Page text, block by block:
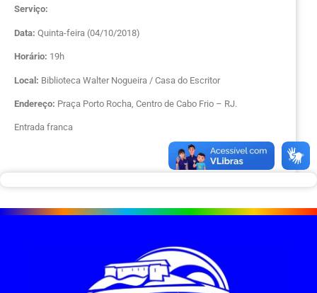
Serviço:
Data: Quinta-feira (04/10/2018)
Horário: 19h
Local: Biblioteca Walter Nogueira / Casa do Escritor
Endereço: Praça Porto Rocha, Centro de Cabo Frio – RJ.
Entrada franca